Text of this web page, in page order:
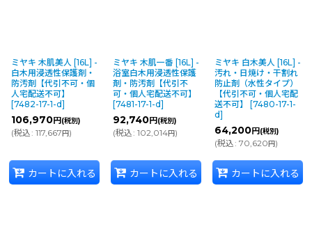
ミヤキ 木肌美人 [16L] -
白木用浸透性保護剤・
防汚剤【代引不可・個
人宅配送不可】
[7482-17-1-d]
106,970円 (税別)
(税込: 117,667円)
カートに入れる
ミヤキ 木肌一番 [16L] -
浴室白木用浸透性保護
剤・防汚剤【代引不
可・個人宅配送不可】
[7481-17-1-d]
92,740円 (税別)
(税込: 102,014円)
カートに入れる
ミヤキ 白木美人 [16L] -
汚れ・日焼け・干割れ
防止剤（水性タイプ）
【代引不可・個人宅配
送不可】
[7480-17-1-
d]
64,200円 (税別)
(税込: 70,620円)
カートに入れる